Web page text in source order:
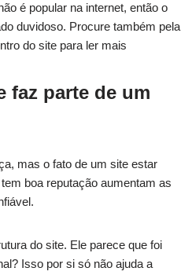
é popular na internet, então o
duvidoso. Procure também pela
do site para ler mais
faz parte de um
mas o fato de um site estar
boa reputação aumentam as
do site. Ele parece que foi
Isso por si só não ajuda a